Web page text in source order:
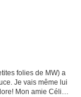
folies de MW) a
Je vais même lui
Mon amie Céline